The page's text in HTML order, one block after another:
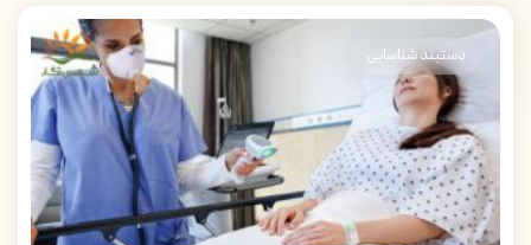
دستبند شناسایی